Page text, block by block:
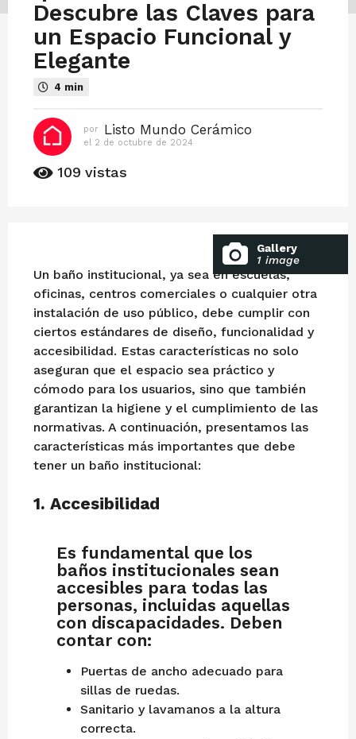
c
t
u
d
e
2
l
d
u
b
e
e
Descubre las Claves para
un Espacio Funcional y
Elegante
4 min
por Listo Mundo Cerámico
el 2 de octubre de 2024
d
2
0
2
109 vistas
Gallery
1 image
Un baño institucional, ya sea en escuelas,
oficinas, centros comerciales o cualquier otra
instalación de uso público, debe cumplir con
ciertos estándares de diseño, funcionalidad y
accesibilidad. Estas características no solo
aseguran que el espacio sea práctico y
cómodo para los usuarios, sino que también
garantizan la higiene y el cumplimiento de las
normativas. A continuación, presentamos las
características más importantes que debe
tener un baño institucional:
1. Accesibilidad
Es fundamental que los
baños institucionales sean
accesibles para todas las
personas, incluidas aquellas
con discapacidades. Deben
contar con:
Puertas de ancho adecuado para
sillas de ruedas.
Sanitario y lavamanos a la altura
correcta.